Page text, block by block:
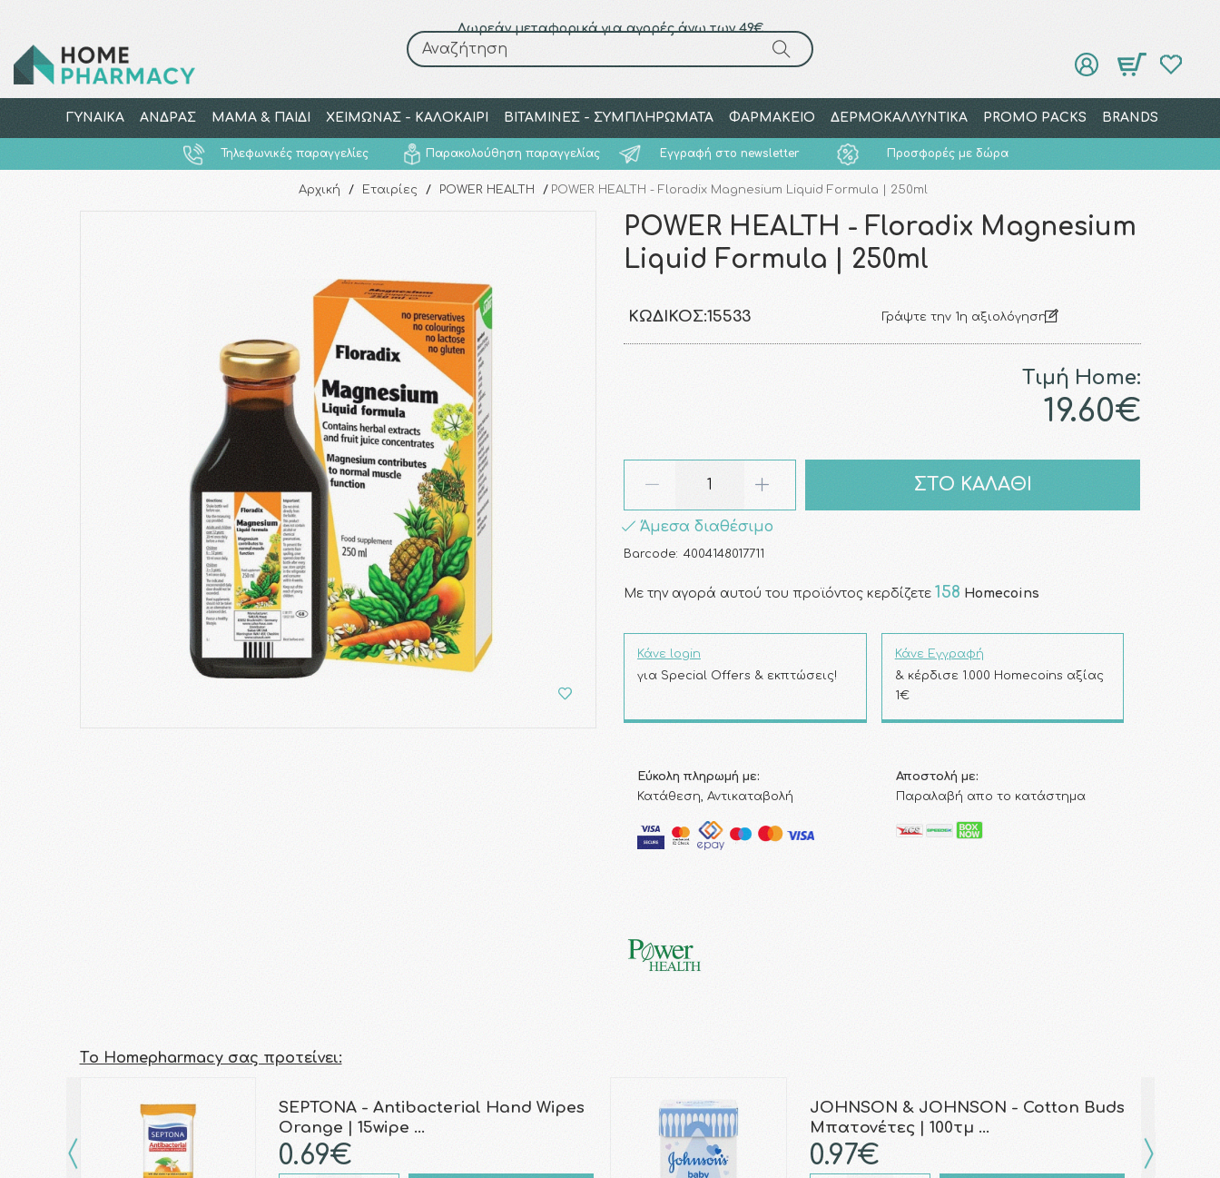
Δωρεάν μεταφορικά για αγορές άνω των 49€
Αναζήτηση
ΓΥΝΑΙΚΑ ΑΝΔΡΑΣ ΜΑΜΑ & ΠΑΙΔΙ ΧΕΙΜΩΝΑΣ - ΚΑΛΟΚΑΙΡΙ ΒΙΤΑΜΙΝΕΣ - ΣΥΜΠΛΗΡΩΜΑΤΑ ΦΑΡΜΑΚΕΙΟ ΔΕΡΜΟΚΑΛΛΥΝΤΙΚΑ PROMO PACKS BRANDS
Τηλεφωνικές παραγγελίες Παρακολούθηση παραγγελίας Εγγραφή στο newsletter Προσφορές με δώρα
Αναζήτηση
Αρχική / Εταιρίες / POWER HEALTH / POWER HEALTH - Floradix Magnesium Liquid Formula | 250ml
POWER HEALTH - Floradix Magnesium
Liquid Formula | 250ml
ΚΩΔΙΚΌΣ:15533 Γράψτε την 1η αξιολόγηση
Τιμή Home:
19.60€
ΣΤΟ ΚΑΛΑΘΙ
Άμεσα διαθέσιμο
Barcode: 4004148017711
Με την αγορά αυτού του προϊόντος κερδίζετε 158 Homecoins
Κάνε login
για Special Offers & εκπτώσεις!
Κάνε Εγγραφή
& κέρδισε 1.000 Homecoins αξίας
1€
Εύκολη πληρωμή με:
Κατάθεση, Αντικαταβολή
Αποστολή με:
Παραλαβή απο το κατάστημα
Τo Homepharmacy σας προτείνει:
SEPTONA - Antibacterial Hand Wipes
Orange | 15wipe …
0.69€
JOHNSON & JOHNSON - Cotton Buds
Μπατονέτες | 100τμ …
0.97€